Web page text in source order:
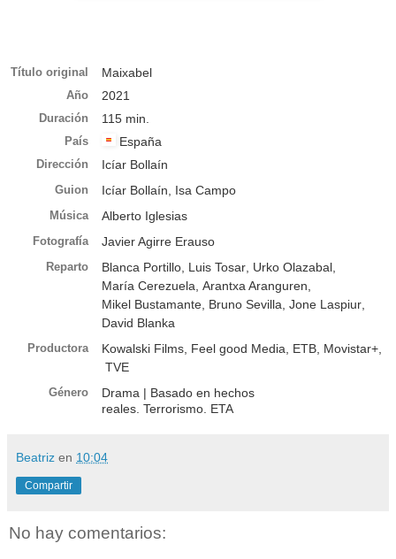
Título original Maixabel
Año 2021
Duración 115 min.
País España
Dirección Icíar Bollaín
Guion Icíar Bollaín, Isa Campo
Música Alberto Iglesias
Fotografía Javier Agirre Erauso
Reparto Blanca Portillo Luis Tosar Urko Olazabal
María Cerezuela Arantxa Aranguren
Mikel Bustamante Bruno Sevilla Jone Laspiur
David Blanka
Productora Kowalski Films, Feel good Media, ETB, Movistar+,
TVE
Género Drama | Basado en hechos
reales. Terrorismo. ETA
Beatriz en 10:04
Compartir
No hay comentarios: